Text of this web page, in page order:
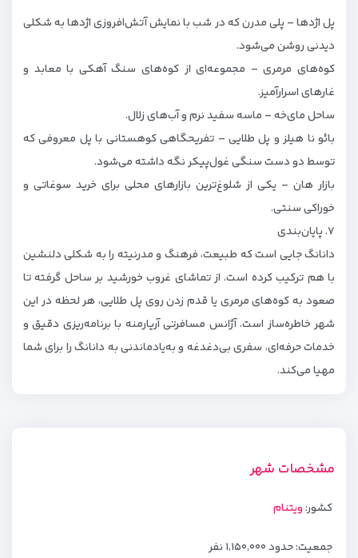
پل اژدها – پلی مدرن که در شب با نمایش آتش‌افروزی اژدها به شکلی
دیدنی روشن می‌شود.
کوه‌های مرمری – مجموعه‌ای از کوه‌های سنگ آهکی با معابد و
غارهای اسرارآمیز.
ساحل مای‌خه – ماسه سفید نرم و آب‌های زلال.
بائو نا هیلز و پل طلایی – تفریحگاهی کوهستانی با پل معروفی که
توسط دو دست سنگی غول‌پیکر نگه داشته می‌شود.
بازار هان – یکی از شلوغ‌ترین بازارهای محلی برای خرید سوغاتی و
خوراکی سنتی.
۷. پایان‌بندی
دانانگ جایی است که طبیعت، فرهنگ و مدرنیته را به شکلی دلنشین
با هم ترکیب کرده است. از تماشای غروب خورشید بر ساحل گرفته تا
صعود به کوه‌های مرمری یا قدم زدن روی پل طلایی، هر لحظه در این
شهر خاطره‌ساز است. آژانس مسافرتی آریارمنه با برنامه‌ریزی دقیق و
خدمات حرفه‌ای، سفری بی‌دغدغه و به‌یادماندنی به دانانگ را برای شما
مهیا می‌کند.
مشخصات شهر
کشور:ویتنام
جمعیت: حدود ۱٬۱۵۰٬۰۰۰ نفر